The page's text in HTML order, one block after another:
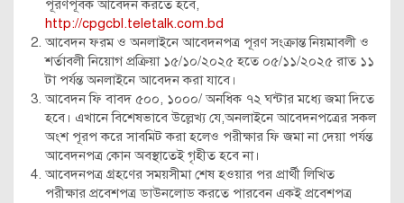
পূরণপূর্বক আবেদন করতে হবে,
http://cpgcbl.teletalk.com.bd
আবেদন ফরম ও অনলাইনে আবেদনপত্র পূরণ সংক্রান্ত নিয়মাবলী ও
শর্তাবলী নিয়োগ প্রক্রিয়া ১৫/১০/২০২৫ হতে ০৫/১১/২০২৫ রাত ১১
টা পর্যন্ত অনলাইনে আবেদন করা যাবে।
আবেদন ফি বাবদ ৫০০, ১০০০/ অনধিক ৭২ ঘন্টার মধ্যে জমা দিতে
হবে। এখানে বিশেষভাবে উল্লেখ্য যে,অনলাইনে আবেদনপত্রের সকল
অংশ পূরপ করে সাবমিট করা হলেও পরীক্ষার ফি জমা না দেয়া পর্যন্ত
আবেদনপত্র কোন অবস্থাতেই গৃহীত হবে না।
আবেদনপত্র গ্রহণের সময়সীমা শেষ হওয়ার পর প্রার্থী লিখিত
পরীক্ষার প্রবেশপত্র ডাউনলোড করতে পারবেন একই প্রবেশপত্র